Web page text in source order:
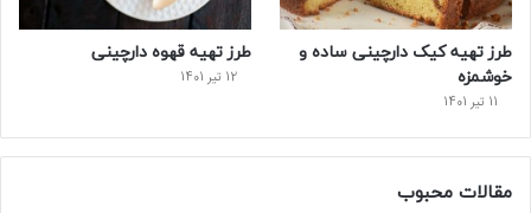
طرز تهیه کیک دارچینی ساده و
خوشمزه
11 تیر 1401
طرز تهیه قهوه دارچینی
12 تیر 1401
مقالات محبوب